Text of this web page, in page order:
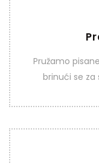
Pružamo
brinući se za